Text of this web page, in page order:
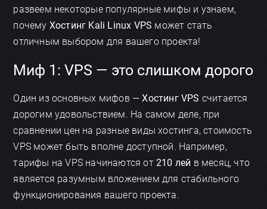
развеем некоторые популярные мифы и узнаем,
почему Хостинг Kali Linux VPS может стать
отличным выбором для вашего проекта!
Миф 1: VPS — это слишком дорого
Один из основных мифов —Хостинг VPS считается
дорогим удовольствием. На самом деле, при
сравнении цен на разные виды хостинга, стоимость
VPS может быть вполне доступной. Например,
тарифы на VPS начинаются от210 лей в месяц, что
является разумным вложением для стабильного
функционирования вашего проекта.